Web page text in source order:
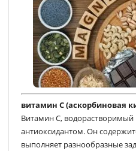
витамин С (аскорбиновая
Витамин C,
антиоксидантом. Он
выполняет разнообразные